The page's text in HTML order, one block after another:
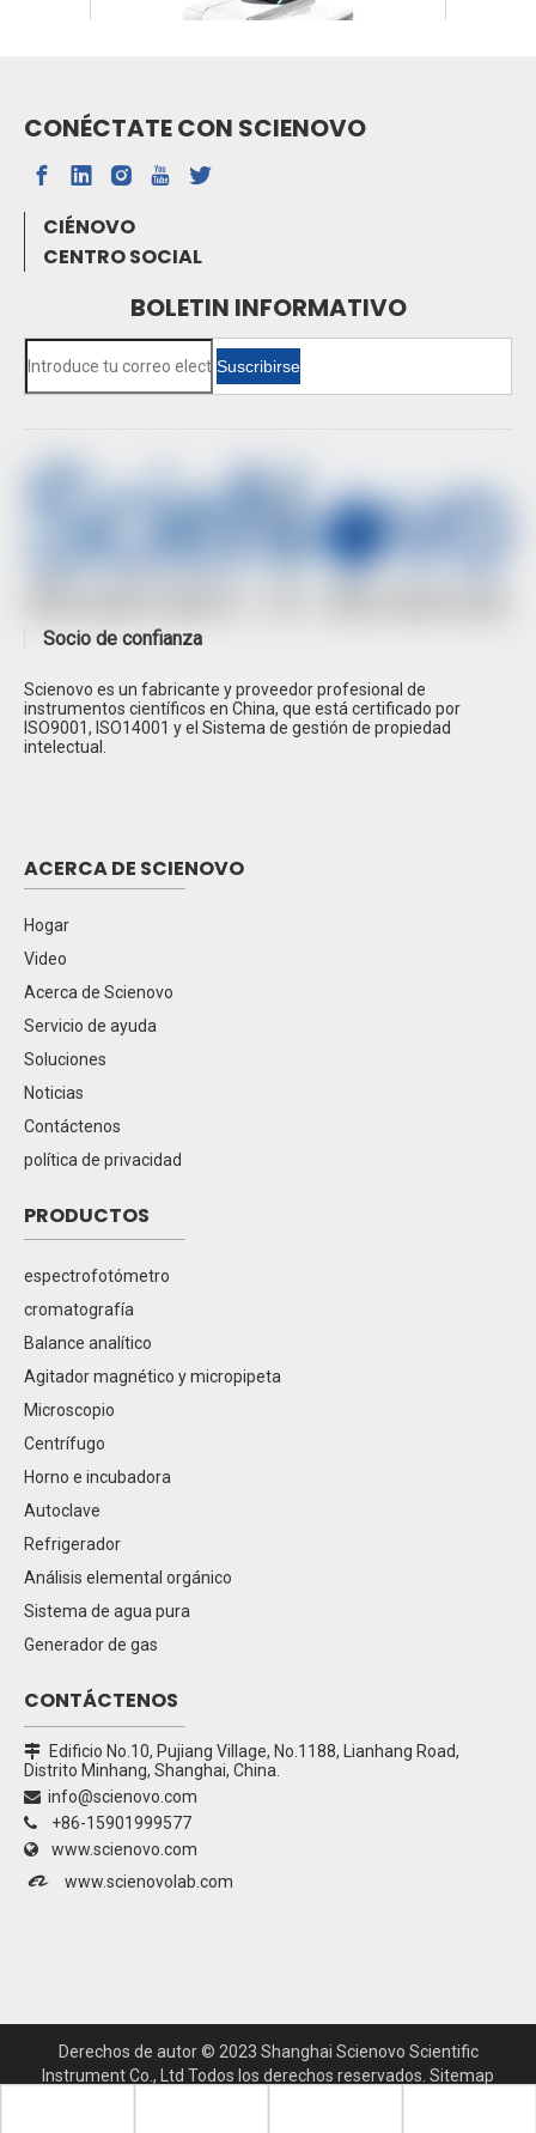
Espectrometría de absorción atómica SN-
AAS610
haz SN-AA320N
CONÉCTATE CON SCIENOVO
CIÉNOVO
CENTRO SOCIAL
BOLETIN INFORMATIVO
Suscribirse
Socio de confianza
Scienovo es un fabricante y proveedor profesional de
instrumentos científicos en China, que está certificado por
ISO9001, ISO14001 y el Sistema de gestión de propiedad
intelectual.
ACERCA DE SCIENOVO
Hogar
Video
Acerca de Scienovo
Servicio de ayuda
Soluciones
Noticias
Contáctenos
política de privacidad
PRODUCTOS
espectrofotómetro
cromatografía
Balance analítico
Agitador magnético y micropipeta
Microscopio
Centrífugo
Horno e incubadora
Autoclave
Refrigerador
Análisis elemental orgánico
Sistema de agua pura
Generador de gas
CONTÁCTENOS

Edificio No.10, Pujiang Village, No.1188, Lianhang Road,
Distrito Minhang, Shanghai, China.
 info@scienovo.com
 +86-15901999577
 www.scienovo.com
 www.scienovolab.com
Derechos de autor © 2023 Shanghai Scienovo Scientific
Instrument Co., Ltd Todos los derechos reservados. Sitemap